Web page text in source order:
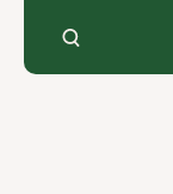
content